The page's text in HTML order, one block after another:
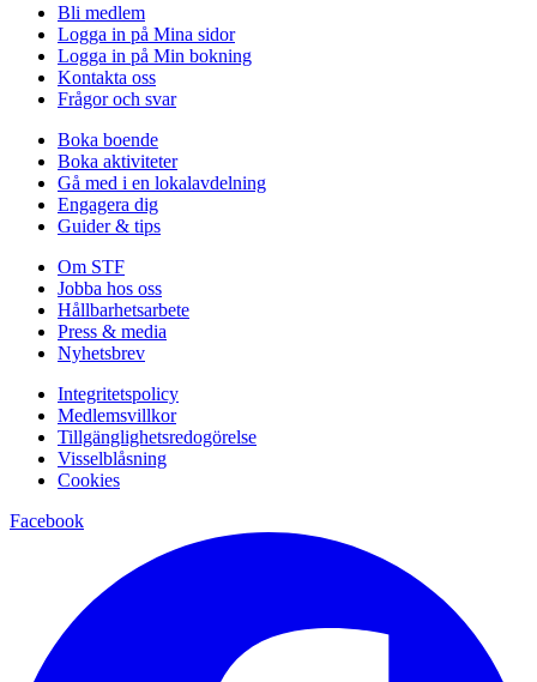
Bli medlem
Logga in på Mina sidor
Logga in på Min bokning
Kontakta oss
Frågor och svar
Boka boende
Boka aktiviteter
Gå med i en lokalavdelning
Engagera dig
Guider & tips
Om STF
Jobba hos oss
Hållbarhetsarbete
Press & media
Nyhetsbrev
Integritetspolicy
Medlemsvillkor
Tillgänglighetsredogörelse
Visselblåsning
Cookies
Facebook